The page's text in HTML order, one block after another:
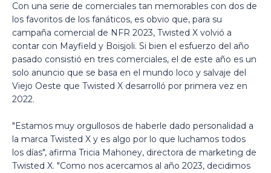
Con una serie de comerciales tan memorables con dos de
los favoritos de los fanáticos, es obvio que, para su
campaña comercial de NFR 2023, Twisted X volvió a
contar con Mayfield y Boisjoli. Si bien el esfuerzo del año
pasado consistió en tres comerciales, el de este año es un
solo anuncio que se basa en el mundo loco y salvaje del
Viejo Oeste que Twisted X desarrolló por primera vez en
2022.
"Estamos muy orgullosos de haberle dado personalidad a
la marca Twisted X y es algo por lo que luchamos todos
los días", afirma Tricia Mahoney, directora de marketing de
Twisted X. "Como nos acercamos al año 2023, decidimos